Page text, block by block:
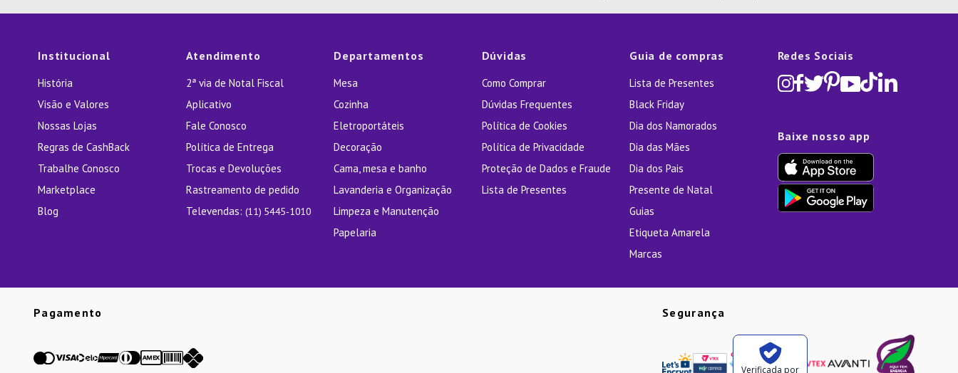
Institucional
História
Visão e Valores
Nossas Lojas
Regras de CashBack
Trabalhe Conosco
Marketplace
Blog
Atendimento
2ª via de Notal Fiscal
Aplicativo
Fale Conosco
Política de Entrega
Trocas e Devoluções
Rastreamento de pedido
Televendas: (11) 5445-1010
Departamentos
Mesa
Cozinha
Eletroportáteis
Decoração
Cama, mesa e banho
Lavanderia e Organização
Limpeza e Manutenção
Papelaria
Dúvidas
Como Comprar
Dúvidas Frequentes
Política de Cookies
Política de Privacidade
Proteção de Dados e Fraude
Lista de Presentes
Guia de compras
Lista de Presentes
Black Friday
Dia dos Namorados
Dia das Mães
Dia dos Pais
Presente de Natal
Guias
Etiqueta Amarela
Marcas
Redes Sociais
Baixe nosso app
Pagamento Segurança
Verificada por